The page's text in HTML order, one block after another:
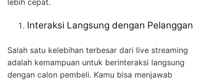
lebih cepat.
Interaksi Langsung dengan Pelanggan
Salah satu kelebihan terbesar dari live streaming
adalah kemampuan untuk berinteraksi langsung
dengan calon pembeli. Kamu bisa menjawab